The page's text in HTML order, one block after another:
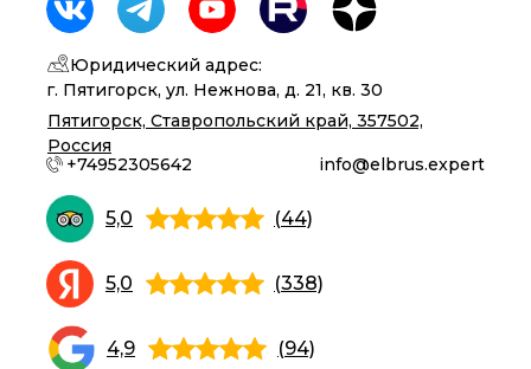
Пятигорск, Ставропольский край, 357502,
Россия
info@elbrus.expert
Юридический адрес:
г. Пятигорск, ул. Нежнова, д. 21, кв. 30
+74952305642
5,0 (44)
5,0 (338)
4,9 (94)